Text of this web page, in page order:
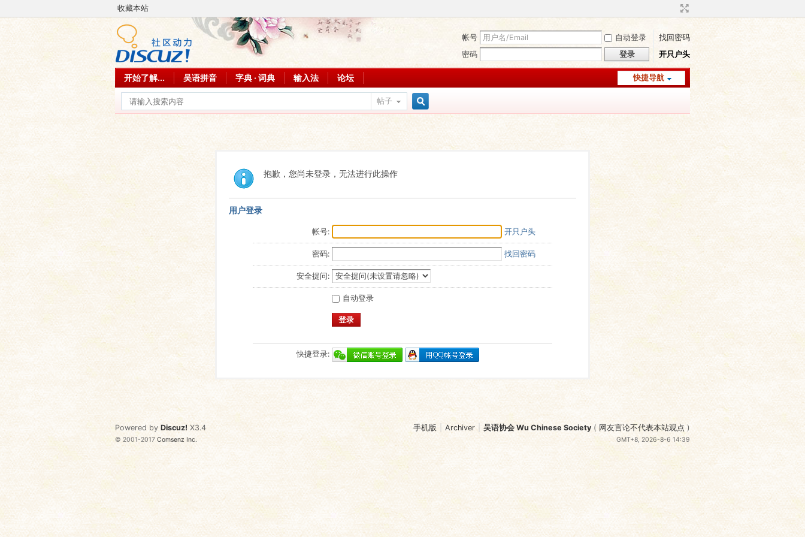
收藏本站
帐号 自动登录
找回密码
密码
登录 开只户头
快捷导航
开始了解... 吴语拼音 字典 · 词典 输入法 论坛
帖子
抱歉，您尚未登录，无法进行此操作
用户登录
帐号: 开只户头
密码: 找回密码
安全提问:
自动登录
登录
快捷登录:
手机版 Archiver 吴语协会 Wu Chinese Society ( 网友言论不代表本站观点 )
GMT+8, 2026-8-6 14:39
Powered by Discuz! X3.4
© 2001-2017Comsenz Inc.